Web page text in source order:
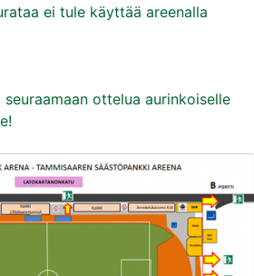
ei tule käyttää areenalla
ottelua aurinkoiselle